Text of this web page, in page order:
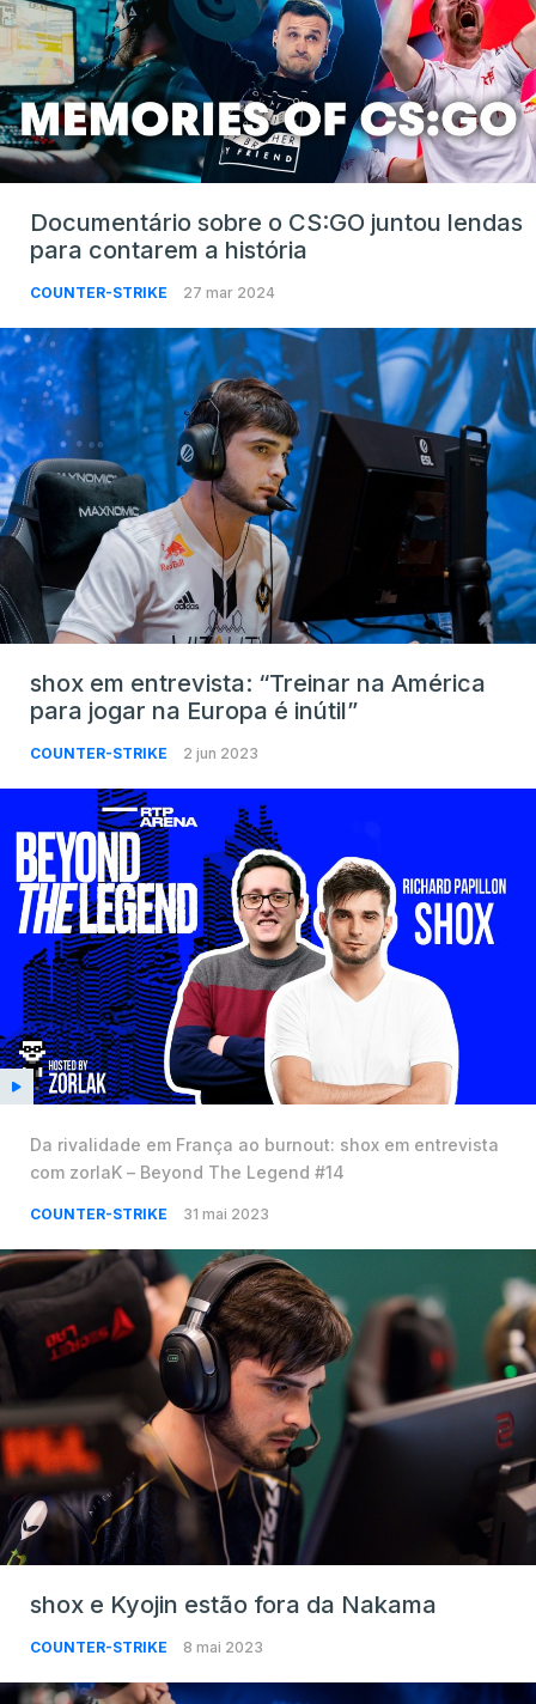
Documentário sobre o CS:GO juntou lendas
para contarem a história
COUNTER-STRIKE 27 mar 2024
shox em entrevista: “Treinar na América
para jogar na Europa é inútil”
COUNTER-STRIKE 2 jun 2023
Da rivalidade em França ao burnout: shox em entrevista
com zorlaK – Beyond The Legend #14
COUNTER-STRIKE 31 mai 2023
shox e Kyojin estão fora da Nakama
COUNTER-STRIKE 8 mai 2023